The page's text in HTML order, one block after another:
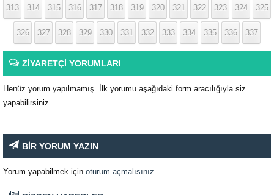
313 314 315 316 317 318 319 320 321 322 323 324 325
326 327 328 329 330 331 332 333 334 335 336 337
ZİYARETÇİ YORUMLARI
Henüz yorum yapılmamış. İlk yorumu aşağıdaki form aracılığıyla siz
yapabilirsiniz.
BİR YORUM YAZIN
Yorum yapabilmek için oturum açmalısınız